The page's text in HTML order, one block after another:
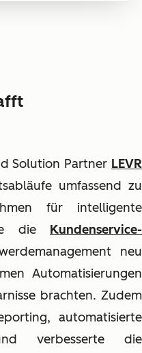
Solution Partner LEVR
umfassend zu
für intelligente
die Kundenservice-
neu
Automatisierungen
brachten. Zudem
automatisierte
verbesserte die